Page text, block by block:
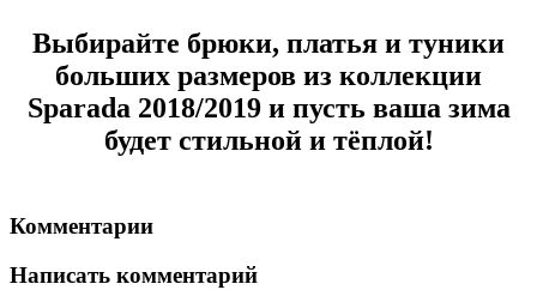
Выбирайте брюки, платья и туники
больших размеров из коллекции
Sparada 2018/2019 и пусть ваша зима
будет стильной и тёплой!
Комментарии
Написать комментарий